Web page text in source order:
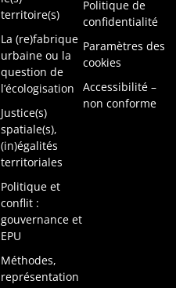
territoire(s)
La (re)fabrique
urbaine ou la
question de
l’écologisation
Justice(s)
spatiale(s),
(in)égalités
territoriales
Politique et
conflit :
gouvernance et
EPU
Méthodes,
représentation
Politique de
confidentialité
Paramètres des
cookies
Accessibilité –
non conforme